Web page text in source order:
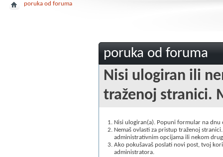
poruka od foruma
poruka od foruma
Nisi ulogiran ili
traženoj stranici.
Nisi ulogiran(a). Popuni formular na
Nemaš ovlasti za pristup traženoj
administrativnim opcijama ili nekom
Ako pokušavaš poslati novi post, tvoj
administratora.